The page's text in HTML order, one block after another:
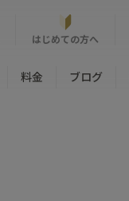
はじめての方へ
料金 ブログ